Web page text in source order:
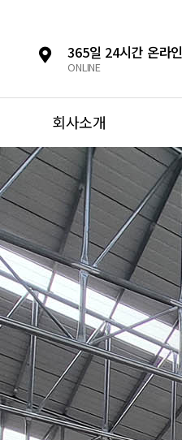
365일 24시간 온라
ONLINE
회사소개